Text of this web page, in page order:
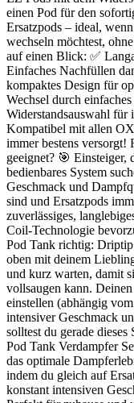
einen Pod für den
Ersatzpods – ideal,
wechseln möchtest,
auf einen Blick: ✅
Einfaches Nachfüllen
kompaktes Design für
Wechsel durch
Widerstandsauswahl für
Kompatibel mit allen
immer bestens
geeignet? 🎯 Einsteiger,
bedienbares System
Geschmack und
sind und Ersatzpods
zuverlässiges,
Coil-Technologie
Pod Tank richtig:
oben mit deinem
und kurz warten, damit
vollsaugen kann.
einstellen (abhängig
intensiver Geschmack
solltest du gerade
Pod Tank Verdampfer
das optimale
indem du gleich auf
konstant intensiven